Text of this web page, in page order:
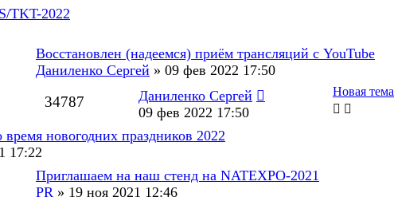
TKT-2022
Восстановлен (надеемся) приём трансляций с YouTube
Даниленко Сергей » 09 фев 2022 17:50
34787
Даниленко Сергей
09 фев 2022 17:50
новогодних праздников 2022
17:22
Приглашаем на наш стенд на NATEXPO-2021
PR » 19 ноя 2021 12:46
Новая тема